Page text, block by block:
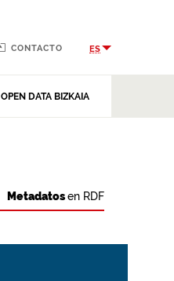
OPEN DATA BIZKAIA
CONTACTO ES
Metadatosen RDF